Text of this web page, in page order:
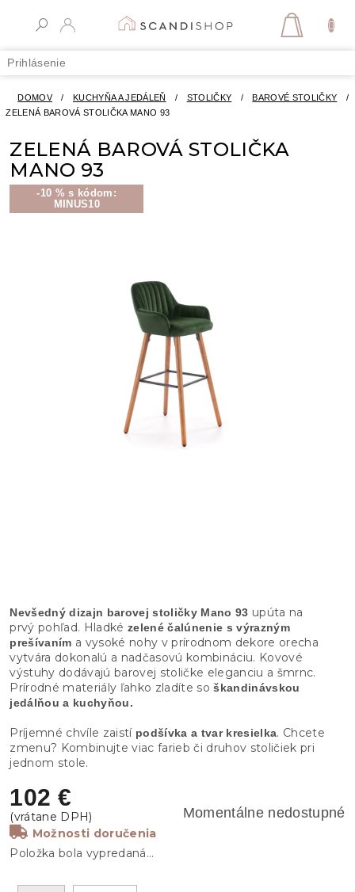
Prihlásenie
DOMOV / KUCHYŇA A JEDÁLEŇ / STOLIČKY / BAROVÉ STOLIČKY
/
ZELENÁ BAROVÁ STOLIČKA MANO 93
ZELENÁ BAROVÁ STOLIČKA
MANO 93
-10 % s kódom:
MINUS10
102 €
Momentálne nedostupné
Možnosti doručenia
Položka bola vypredaná…
Nevšedný dizajn barovej stoličky Mano 93 upúta na
prvý pohľad. Hladké zelené čalúnenie s výrazným
prešívaním a vysoké nohy v prírodnom dekore orecha
vytvára dokonalú a nadčasovú kombináciu. Kovové
výstuhy dodávajú barovej stoličke eleganciu a šmrnc.
Prírodné materiály ľahko zladíte soškandinávskou
jedálňou a kuchyňou.
Príjemné chvíle zaistí podšívka a tvar kresielka. Chcete
zmenu? Kombinujte viac farieb či druhov stoličiek pri
jednom stole.